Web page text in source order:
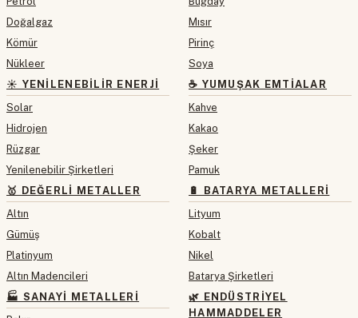
Doğalgaz
Kömür
Nükleer
☀️ YENILENEBILIR ENERJI
Solar
Hidrojen
Rüzgar
Yenilenebilir Şirketleri
🥇 DEĞERLI METALLER
Altın
Gümüş
Platinyum
Altın Madencileri
🏭 SANAYI METALLERI
Mısır
Pirinç
Soya
☕ YUMUŞAK EMTIALAR
Kahve
Kakao
Şeker
Pamuk
🔋 BATARYA METALLERI
Lityum
Kobalt
Nikel
Batarya Şirketleri
🌿 ENDÜSTRIYEL
HAMMADDELER